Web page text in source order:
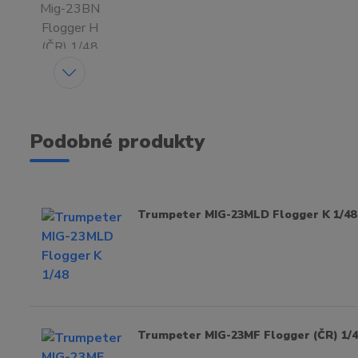
Podobné produkty
Trumpeter MIG-23MLD Flogger K 1/48
Trumpeter MIG-23MF Flogger (ČR) 1/